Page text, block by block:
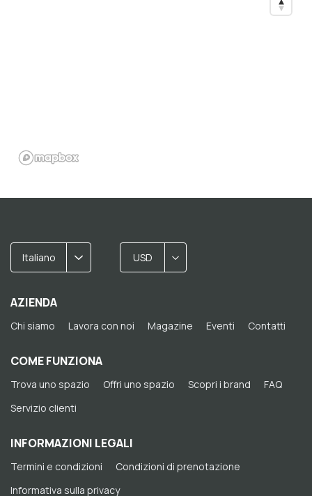
Italiano USD
AZIENDA
Chi siamo Lavora con noi Magazine Eventi Contatti
COME FUNZIONA
Trova uno spazio Offri uno spazio Scopri i brand
FAQ
Servizio clienti
INFORMAZIONI LEGALI
Termini e condizioni
Condizioni di prenotazione
Informativa sulla privacy